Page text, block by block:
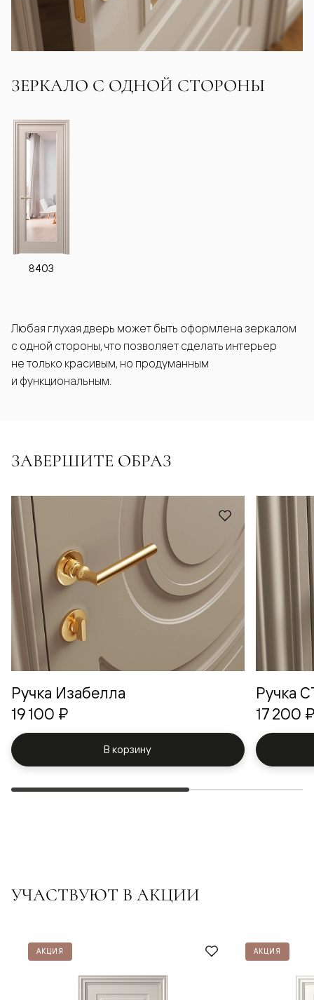
ЗЕРКАЛО С ОДНОЙ СТОРОНЫ
8403
Любая глухая дверь может быть оформлена зеркалом
с одной стороны, что позволяет сделать интерьер
не только красивым, но продуманным
и функциональным.
ЗАВЕРШИТЕ ОБРАЗ
Ручка Изабелла
19 100 ₽
В корзину
Ручка
17 200
УЧАСТВУЮТ В АКЦИИ
АКЦИЯ АКЦИЯ